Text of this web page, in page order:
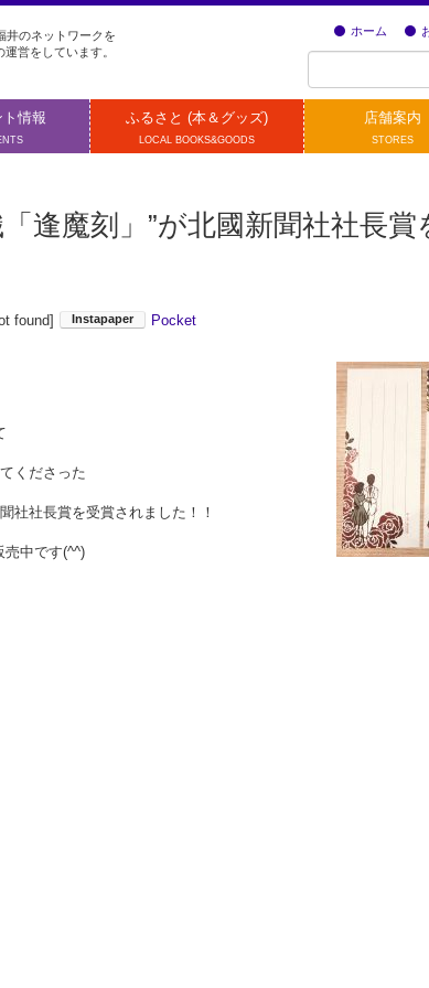
井のネットワークを
営をしています。
ホーム
ト情報 ふるさと (本＆グッズ)
LOCAL BOOKS&GOODS
店舗案内
STORES
逢魔刻」”が北國新聞社社長
found] Pocket
くださった
社社長賞を受賞されました！！
売中です(^^)